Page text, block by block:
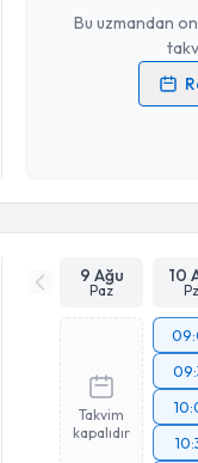
Bu uzmandan
Kişisel verilerimin
9 Ağu
Paz
10
Takvim
kapalıdır